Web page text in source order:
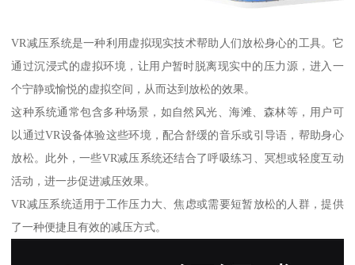
VR减压系统是一种利用虚拟现实技术帮助人们放松身心的工具。它
通过沉浸式的虚拟环境，让用户暂时脱离现实中的压力源，进入一
个宁静或愉悦的虚拟空间，从而达到放松的效果。
这种系统通常包含多种场景，如自然风光、海滩、森林等，用户可
以通过VR设备体验这些环境，配合舒缓的音乐或引导语，帮助身心
放松。此外，一些VR减压系统还结合了呼吸练习、冥想或轻度互动
活动，进一步促进减压效果。
VR减压系统适用于工作压力大、焦虑或需要短暂放松的人群，提供
了一种便捷且有效的减压方式。